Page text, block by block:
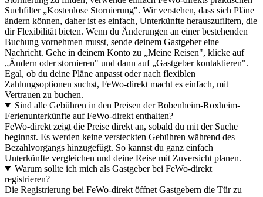
Suchfilter „Kostenlose Stornierung". Wir verstehen, dass sich Pläne
ändern können, daher ist es einfach, Unterkünfte herauszufiltern, die
dir Flexibilität bieten. Wenn du Änderungen an einer bestehenden
Buchung vornehmen musst, sende deinem Gastgeber eine
Nachricht. Gehe in deinem Konto zu „Meine Reisen", klicke auf
„Ändern oder stornieren" und dann auf „Gastgeber kontaktieren".
Egal, ob du deine Pläne anpasst oder nach flexiblen
Zahlungsoptionen suchst, FeWo-direkt macht es einfach, mit
Vertrauen zu buchen.
Sind alle Gebühren in den Preisen der Bobenheim-Roxheim-
Ferienunterkünfte auf FeWo-direkt enthalten?
FeWo-direkt zeigt die Preise direkt an, sobald du mit der Suche
beginnst. Es werden keine versteckten Gebühren während des
Bezahlvorgangs hinzugefügt. So kannst du ganz einfach
Unterkünfte vergleichen und deine Reise mit Zuversicht planen.
Warum sollte ich mich als Gastgeber bei FeWo-direkt
registrieren?
Die Registrierung bei FeWo-direkt öffnet Gastgebern die Tür zu